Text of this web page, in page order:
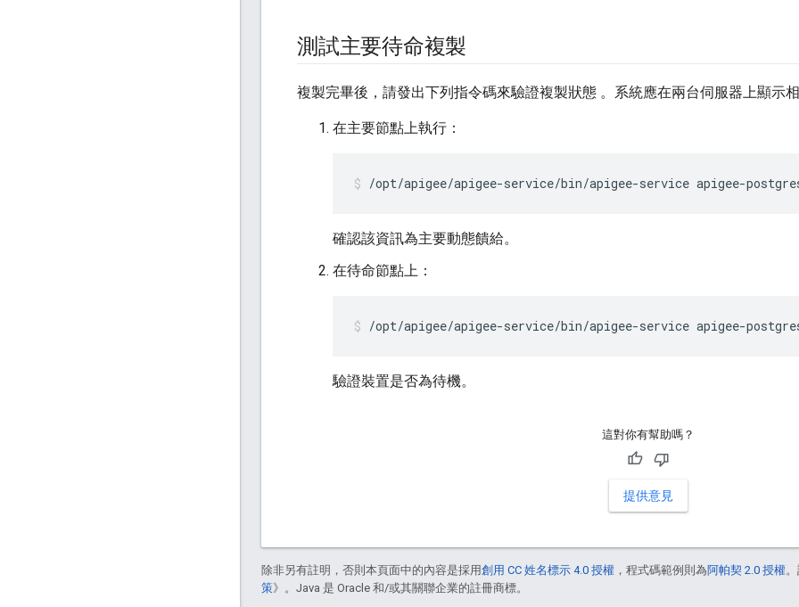
測試主要待命複製
複製完畢後，請發出下列指令碼來驗證複製狀態 。系統應在兩台伺服器上顯示
在主要節點上執行：
/opt/apigee/apigee-service/bin/apigee-service apigee-
確認該資訊為主要動態饋給。
在待命節點上：
/opt/apigee/apigee-service/bin/apigee-service apigee-
驗證裝置是否為待機。
這對你有幫助嗎？
提供意見
除非另有註明，否則本頁面中的內容是採用創用 CC 姓名標示 4.0 授權 ，程式碼範例則為阿帕契 2.0 授權
策》。Java 是 Oracle 和/或其關聯企業的註冊商標。